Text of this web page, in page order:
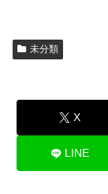
未分類
X
LINE